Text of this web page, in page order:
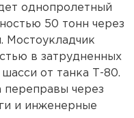
однопролетный
50 тонн через
Мостоукладчик
в затрудненных
от танка Т-80.
переправы через
и инженерные